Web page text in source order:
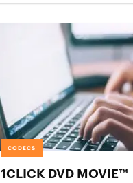
CODECS
1CLICK DVD MOVIE™